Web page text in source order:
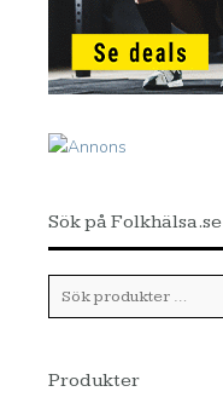
Sök på Folkhälsa.se
Produkter